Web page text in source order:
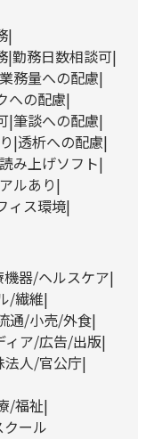
勤務日数相談可
業務量への配慮
への配慮
筆談への配慮
透析への配慮
み上げソフト
ルあり
ィス環境
器/ヘルスケア
/繊維
通/小売/外食
ィア/広告/出版
人/官公庁
/福祉
ール